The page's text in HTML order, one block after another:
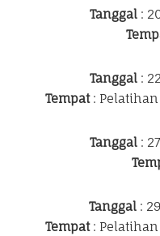
Tanggal :
Tanggal:
Tempat: Pelatihan
Tanggal:
Tanggal :
Tempat: Pelatihan